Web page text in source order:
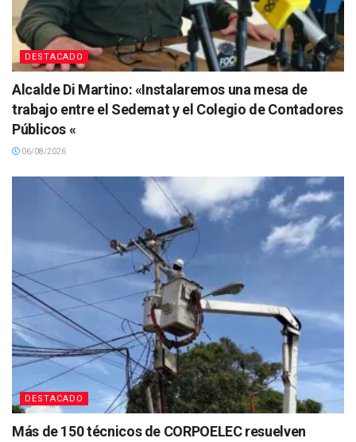
DESTACADO
Alcalde Di Martino: «Instalaremos una mesa de
trabajo entre el Sedemat y el Colegio de Contadores
Públicos «
06/08/2026
DESTACADO
Más de 150 técnicos de CORPOELEC resuelven